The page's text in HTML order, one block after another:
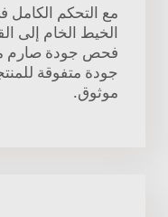
مع التحكم الكامل
الخيط الخام إلى
فحص جودة صارم
جودة متفوقة
موثوق.